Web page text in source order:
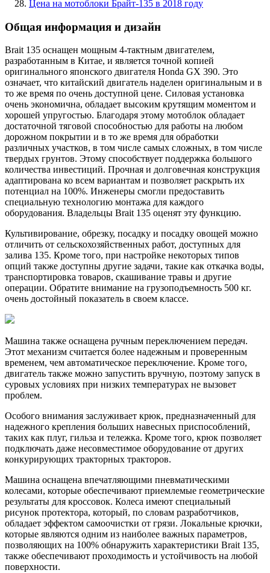
Цена на мотоблоки Брайт-135 в 2018 году
Общая информация и дизайн
Brait 135 оснащен мощным 4-тактным двигателем,
разработанным в Китае, и является точной копией
оригинального японского двигателя Honda GX 390. Это
означает, что китайский двигатель наделен оригинальным и в
то же время по очень доступной цене. Силовая установка
очень экономична, обладает высоким крутящим моментом и
хорошей упругостью. Благодаря этому мотоблок обладает
достаточной тяговой способностью для работы на любом
дорожном покрытии и в то же время для обработки
различных участков, в том числе самых сложных, в том числе
твердых грунтов. Этому способствует поддержка большого
количества инвестиций. Прочная и долговечная конструкция
адаптирована ко всем вариантам и позволяет раскрыть их
потенциал на 100%. Инженеры смогли предоставить
специальную технологию монтажа для каждого
оборудования. Владельцы Brait 135 оценят эту функцию.
Культивирование, обрезку, посадку и посадку овощей можно
отличить от сельскохозяйственных работ, доступных для
залива 135. Кроме того, при настройке некоторых типов
опций также доступны другие задачи, такие как откачка воды,
транспортировка товаров, скашивание травы и другие
операции. Обратите внимание на грузоподъемность 500 кг.
очень достойный показатель в своем классе.
Машина также оснащена ручным переключением передач.
Этот механизм считается более надежным и проверенным
временем, чем автоматическое переключение. Кроме того,
двигатель также можно запустить вручную, поэтому запуск в
суровых условиях при низких температурах не вызовет
проблем.
Особого внимания заслуживает крюк, предназначенный для
надежного крепления больших навесных приспособлений,
таких как плуг, гильза и тележка. Кроме того, крюк позволяет
подключать даже несовместимое оборудование от других
конкурирующих тракторных тракторов.
Машина оснащена впечатляющими пневматическими
колесами, которые обеспечивают приемлемые геометрические
результаты для кроссовок. Колеса имеют специальный
рисунок протектора, который, по словам разработчиков,
обладает эффектом самоочистки от грязи. Локальные крючки,
которые являются одним из наиболее важных параметров,
позволяющих на 100% обнаружить характеристики Brait 135,
также обеспечивают проходимость и устойчивость на любой
поверхности.